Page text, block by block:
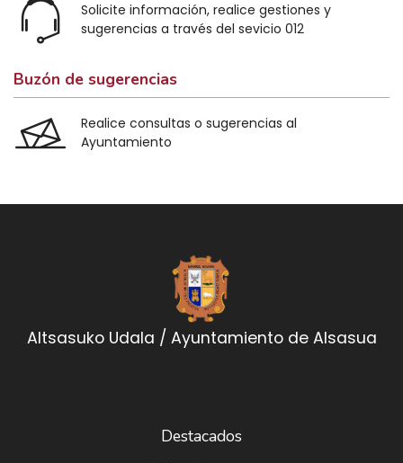
Solicite información, realice gestiones y
sugerencias a través del sevicio 012
Buzón de sugerencias
Realice consultas o sugerencias al
Ayuntamiento
Altsasuko Udala / Ayuntamiento de Alsasua
Destacados